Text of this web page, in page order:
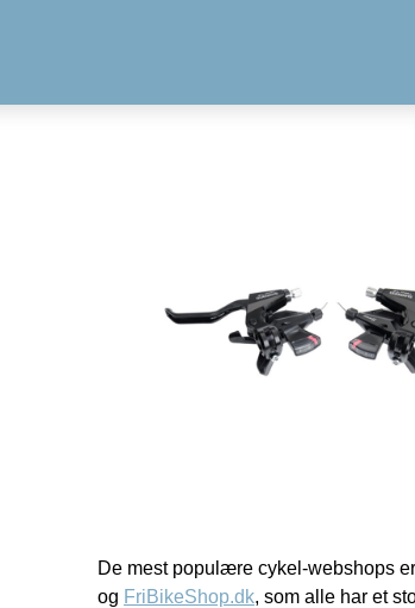
De mest populære cykel-webshops
og FriBikeShop.dk, som alle har et